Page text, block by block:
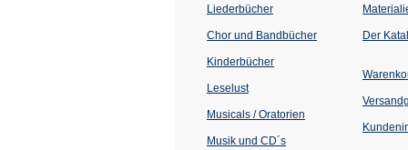
Liederbücher
Chor und Bandbücher
Kinderbücher
Leselust
Musicals / Oratorien
Musik und CD´s
Der